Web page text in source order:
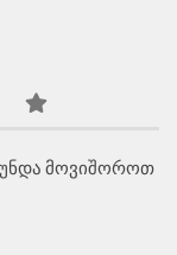
უნდა მოვიშოროთ